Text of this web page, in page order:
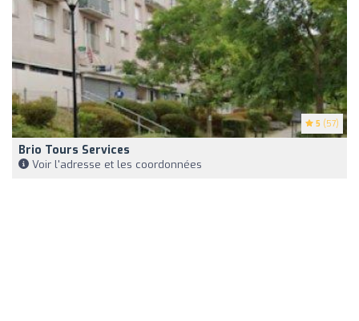
5 (57)
Brio Tours Services
Voir l'adresse et les coordonnées